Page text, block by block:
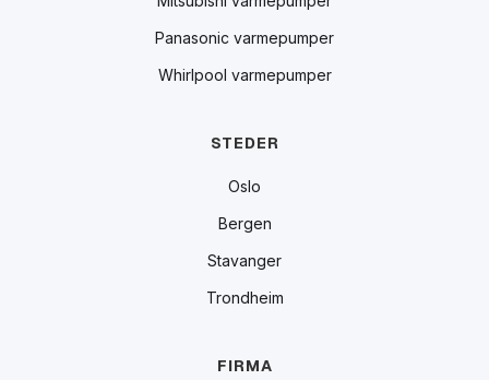
Panasonic varmepumper
Whirlpool varmepumper
STEDER
Oslo
Bergen
Stavanger
Trondheim
FIRMA